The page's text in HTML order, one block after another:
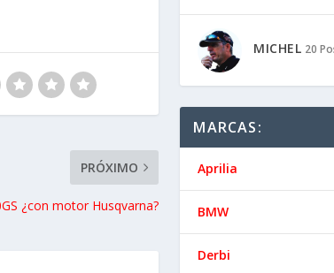
PRÓXIMO
¿con motor Husqvarna?
MICHEL 20
MARCAS:
Aprilia
BMW
Derbi